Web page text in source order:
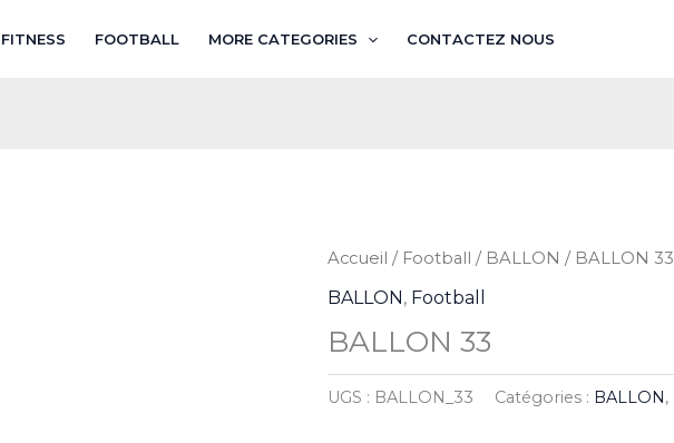
FITNESS FOOTBALL MORE CATEGORIES CONTACTEZ NOUS
Accueil / Football / BALLON / BALLON 33
BALLON , Football
BALLON 33
UGS : BALLON_33 Catégories : BALLON ,